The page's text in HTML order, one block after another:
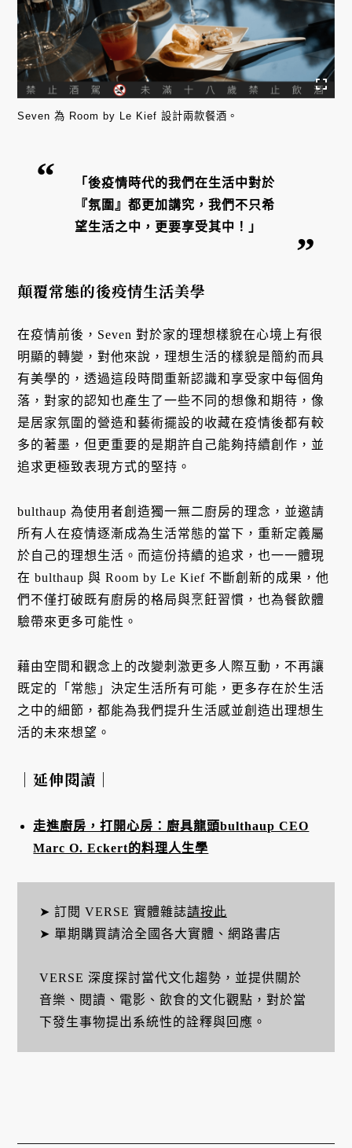
Seven 為 Room by Le Kief 設計兩款餐酒。
「後疫情時代的我們在生活中對於
『氛圍』都更加講究，我們不只希
望生活之中，更要享受其中！」
顛覆常態的後疫情生活美學
在疫情前後，Seven 對於家的理想樣貌在心境上有很
明顯的轉變，對他來說，理想生活的樣貌是簡約而具
有美學的，透過這段時間重新認識和享受家中每個角
落，對家的認知也產生了一些不同的想像和期待，像
是居家氛圍的營造和藝術擺設的收藏在疫情後都有較
多的著墨，但更重要的是期許自己能夠持續創作，並
追求更極致表現方式的堅持。
bulthaup 為使用者創造獨一無二廚房的理念，並邀請
所有人在疫情逐漸成為生活常態的當下，重新定義屬
於自己的理想生活。而這份持續的追求，也一一體現
在 bulthaup 與 Room by Le Kief 不斷創新的成果，他
們不僅打破既有廚房的格局與烹飪習慣，也為餐飲體
驗帶來更多可能性。
藉由空間和觀念上的改變刺激更多人際互動，不再讓
既定的「常態」決定生活所有可能，更多存在於生活
之中的細節，都能為我們提升生活感並創造出理想生
活的未來想望。
｜延伸閱讀｜
走進廚房，打開心房：廚具龍頭bulthaup CEO
Marc O. Eckert的料理人生學
➤ 訂閱 VERSE 實體雜誌請按此
➤ 單期購買請洽全國各大實體、網路書店
VERSE 深度探討當代文化趨勢，並提供關於
音樂、閱讀、電影、飲食的文化觀點，對於當
下發生事物提出系統性的詮釋與回應。